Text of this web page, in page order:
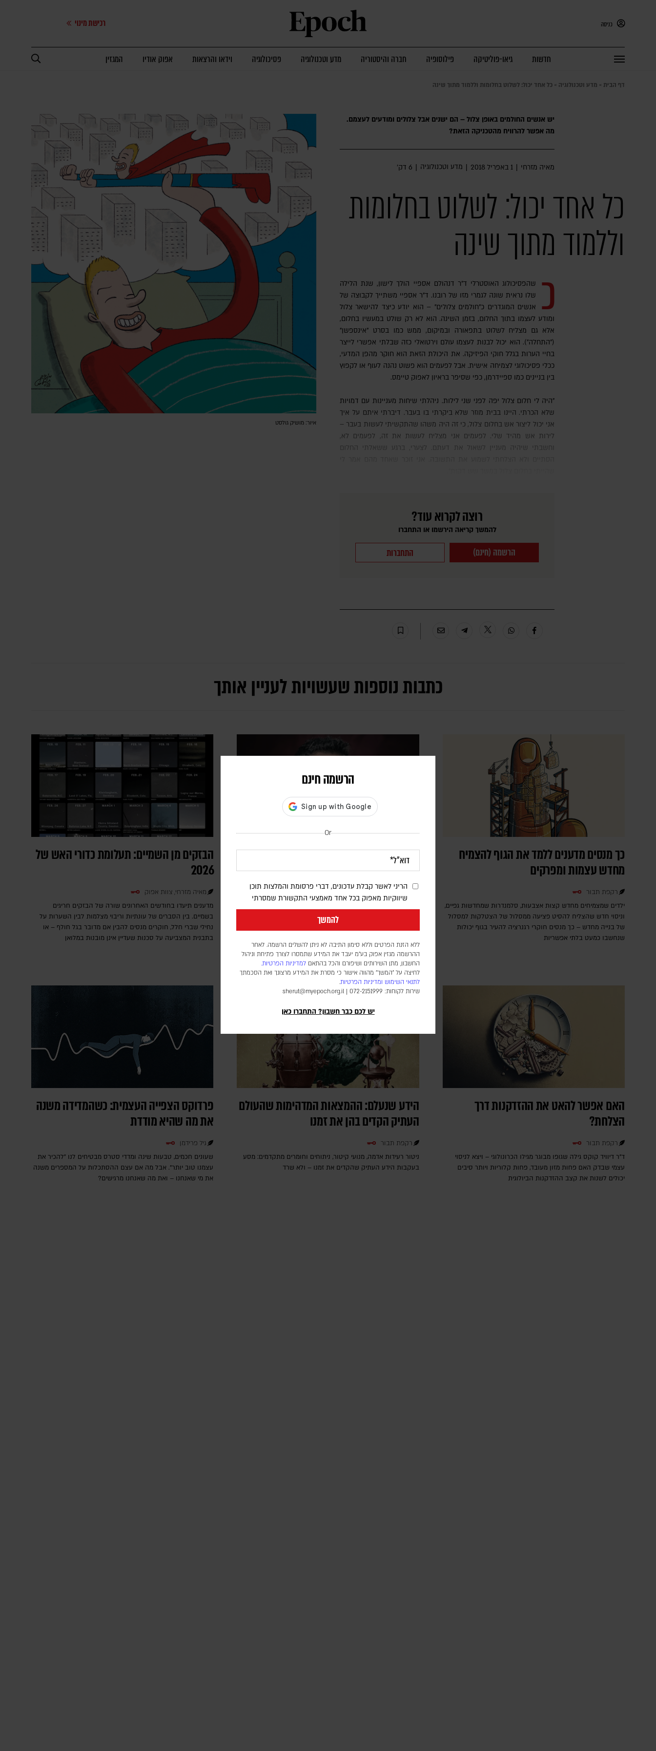
כניסה רכישת מינוי
חדשות גיאו-פוליטיקה פילוסופיה חברה והיסטוריה מדע וטכנולוגיה פסיכולוגיה וידאו והרצאות אפוק אודיו המגזין
הרשמה חינם
Or
הריני לאשר קבלת עדכונים, דברי פרסומת והמלצות תוכן
שיווקיות מאפוק בכל אחד מאמצעי התקשורת שמסרתי
להמשך
ללא הזנת הפרטים וללא סימון התיבה לא ניתן להשלים הרשמה. לאחר
ההרשמה מגזין אפוק בע״מ יעבד את המידע שתמסרו לצורך פתיחת וניהול
החשבון, מתן השירותים ושיפורם והכל בהתאם למדיניות הפרטיות.
לחיצה על "המשך" מהווה אישור כי מסרת את המידע מרצונך ואת הסכמתך
לתנאי השימוש ומדיניות הפרטיות.
שירות לקוחות: 072-2151999 |
sherut@myepoch.org.il
יש לכם כבר חשבון? התחברו כאן
דף הבית » מדע וטכנולוגיה » כל אחד יכול: לשלוט בחלומות וללמוד מתוך שינה
יש אנשים החולמים באופן צלול – הם ישנים אבל צלולים ומודעים לעצמם.
מה אפשר להרוויח מהטכניקה הזאת?
מאיה מזרחי | 1 באפריל 2018 | מדע וטכנולוגיה | 6 דק׳
כל אחד יכול: לשלוט בחלומות
וללמוד מתוך שינה
כ
שהפסיכולוג האוסטרלי ד"ר דנהולם אספיי הולך לישון, שנת הלילה
שלו נראית שונה לגמרי מזו של רובנו. ד"ר אספיי משתייך לקבוצה של
אנשים המוגדרים כ"חולמים צלולים" – הוא יודע כיצד להישאר צלול
ומודע לעצמו בתוך החלום, בזמן השינה. הוא לא רק שולט במעשיו בחלום,
אלא גם מצליח לשלוט בתפאורה ובמיקום, ממש כמו בסרט "אינספשן"
("התחלה"). הוא יכול לבנות לעצמו עולם וירטואלי כזה שבלתי אפשרי לייצר
בחיי הערות בגלל חוקי הפיזיקה. את היכולת הזאת הוא חוקר מהפן המדעי,
ככלי פסיכולוגי לצמיחה אישית. אבל לפעמים הוא פשוט נהנה לעוף או לקפוץ
בין בניינים כמו ספיידרמן, כפי שסיפר בראיון לאפוק טיימס.
"היה לי חלום צלול יפה לפני שני לילות. ניהלתי שיחות מעניינות עם דמויות
שלא הכרתי. היינו בבית מוזר שלא ביקרתי בו בעבר. דיברתי איתם על איך
אני יכול ליצור אש בחלום צלול, כי זה היה משהו שהתקשיתי לעשות בעבר –
לירות אש מהיד שלי. לפעמים אני מצליח לעשות את זה, לפעמים לא,
וחשבתי שיהיה מעניין לשאול את דעתם. לצערי, ברגע ששאלתי החלום
רוצה לקרוא עוד?
להמשך קריאה הירשמו או התחברו
הרשמה (חינם) התחברות
איור: מושיק גולסט
כתבות נוספות שעשויות לעניין אותך
כך מנסים מדענים ללמד את הגוף להצמיח
מחדש עצמות ומפרקים
רקפת תבור
ילדים שמצמיחים מחדש קצות אצבעות, סלמנדרות שמחדשות גפיים,
וניסוי חדש שהצליח להסיט פציעה ממסלול של הצטלקות למסלול
של בנייה מחדש – כך מנסים חוקרי רגנרציה להעיר בגוף יכולות
שנחשבו כמעט בלתי אפשריות
הטכנולוגיה למדה לזהות פנים. עכשיו היא
מנסה לפרש אותן
ולשדות קרב. עכשיו אלגוריתמים ומחקרים מנסים ללכת צעד אחד
למדיניות
הבזקים מן השמיים: תעלומת כדורי האש של
2026
מאיה מזרחי, צוות אפוק
מדענים תיעדו בחודשים האחרונים שורה של הבזקים חריגים
בשמיים. בין הסברים של עונתיות וריבוי מצלמות לבין השערות על
נחילי שברי חלל, חוקרים מנסים להבין אם מדובר בגל חולף – או
בתבנית המצביעה על סכנות שעדיין אינן מובנות במלואן
האם אפשר להאט את ההזדקנות דרך
הצלחת?
רקפת תבור
ד"ר דיוויד קוקס גילה שגופו מבוגר מגילו הכרונולוגי – ויצא לניסוי
עצמי שבדק האם פחות מזון מעובד, פחות קלוריות ויותר סיבים
יכולים לשנות את קצב ההזדקנות הביולוגית
הידע שנעלם: ההמצאות המדהימות שהעולם
העתיק הקדים בהן את זמנו
רקפת תבור
ניטור רעידות אדמה, מנועי קיטור, ניתוחים וחומרים מתקדמים: מסע
בעקבות הידע העתיק שהקדים את זמנו – ולא שרד
פרדוקס הצפייה העצמית: כשהמדידה משנה
את מה שהיא מודדת
גיל פרידמן
שעונים חכמים, טבעות שינה ומדדי סטרס מבטיחים לנו "להכיר את
עצמנו טוב יותר". אבל מה אם עצם ההסתכלות על המספרים משנה
את מי שאנחנו – ואת מה שאנחנו מרגישים?